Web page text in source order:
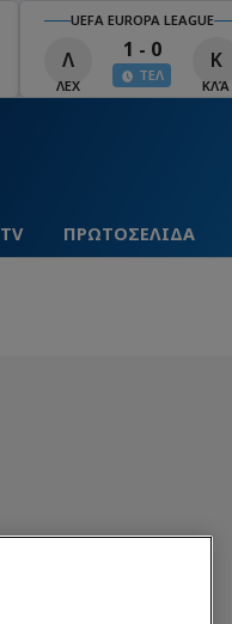
UEFA EUROPA LEAGUE
Λ
ΛΕΧ
1 - 0
ΤΕΛ
Κ
ΚΛΆ
ΠΡΩΤΟΣΕΛΙΔΑ